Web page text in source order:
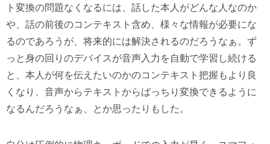
ト変換の問題なくなるには、話した本人がどんな人なのか
や、話の前後のコンテキスト含め、様々な情報が必要にな
るのであろうが、将来的には解決されるのだろうなぁ。ず
っと身の回りのデバイスが音声入力を自動で学習し続ける
と、本人が何を伝えたいのかのコンテキスト把握もより良
くなり、音声からテキストからばっちり変換できるように
なるんだろうなぁ、とか思ったりもした。